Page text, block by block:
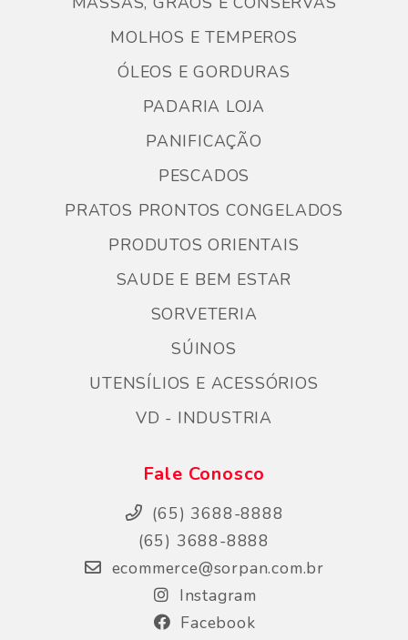
MOLHOS E TEMPEROS
ÓLEOS E GORDURAS
PADARIA LOJA
PANIFICAÇÃO
PESCADOS
PRATOS PRONTOS CONGELADOS
PRODUTOS ORIENTAIS
SAUDE E BEM ESTAR
SORVETERIA
SÚINOS
UTENSÍLIOS E ACESSÓRIOS
VD - INDUSTRIA
Fale Conosco
(65) 3688-8888
(65) 3688-8888
ecommerce@sorpan.com.br
Instagram
Facebook